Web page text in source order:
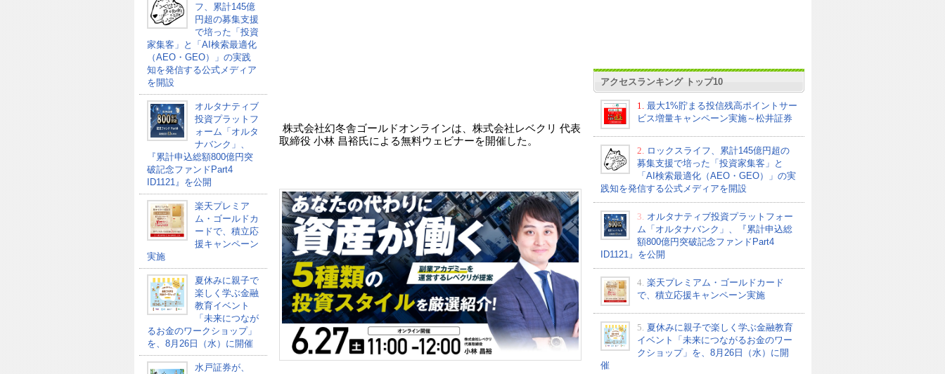
フ、累計145億
円超の募集支援
で培った「投資
家集客」と「AI検索最適化
（AEO・GEO）」の実践
知を発信する公式メディア
を開設
オルタナティブ
投資プラットフ
ォーム「オルタ
ナバンク」、
『累計申込総額800億円突
破記念ファンドPart4
ID1121』を公開
楽天プレミア
ム・ゴールドカ
ードで、積立応
援キャンペーン
実施
夏休みに親子で
楽しく学ぶ金融
教育イベント
「未来につなが
るお金のワークショップ」
を、8月26日（水）に開催
水戸証券が、
株式会社幻冬舎ゴールドオンラインは、株式会社レベクリ 代表
取締役 ⼩林 昌裕氏による無料ウェビナーを開催した。
アクセスランキング トップ10
1.
最大1%貯まる投信残高ポイントサー
ビス増量キャンペーン実施～松井証券
2.
ロックスライフ、累計145億円超の
募集支援で培った「投資家集客」と
「AI検索最適化（AEO・GEO）」の実
践知を発信する公式メディアを開設
3. オルタナティブ投資プラットフォー
ム「オルタナバンク」、『累計申込総
額800億円突破記念ファンドPart4
ID1121』を公開
4. 楽天プレミアム・ゴールドカード
で、積立応援キャンペーン実施
5. 夏休みに親子で楽しく学ぶ金融教育
イベント「未来につながるお金のワー
クショップ」を、8月26日（水）に開
催